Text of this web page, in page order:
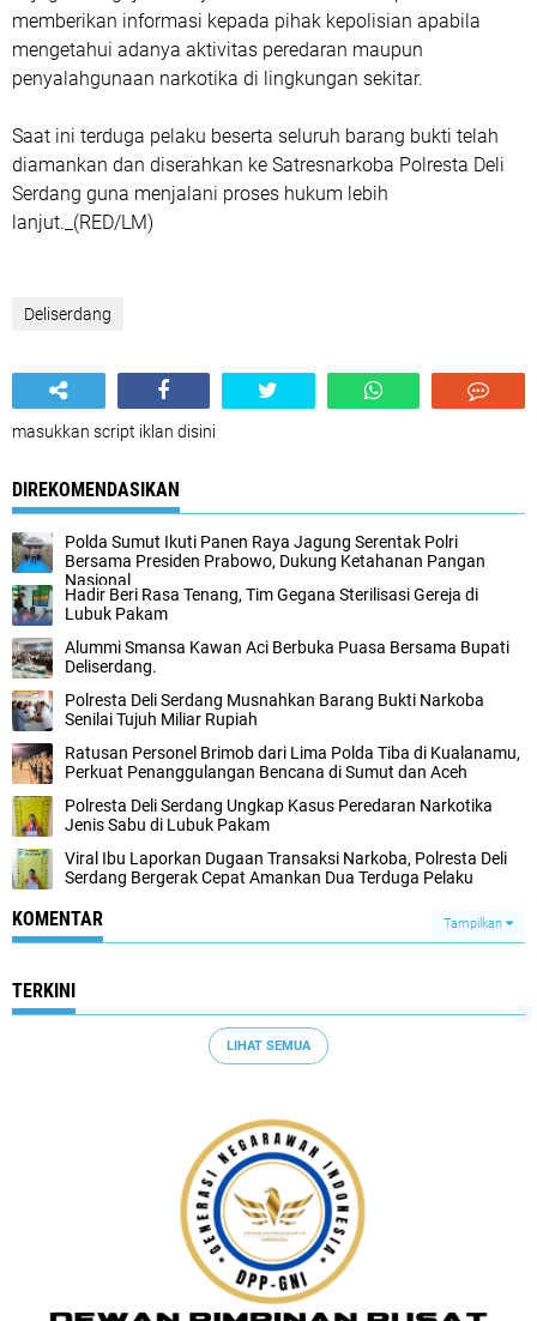
memberikan informasi kepada pihak kepolisian apabila
mengetahui adanya aktivitas peredaran maupun
penyalahgunaan narkotika di lingkungan sekitar.
Saat ini terduga pelaku beserta seluruh barang bukti telah
diamankan dan diserahkan ke Satresnarkoba Polresta Deli
Serdang guna menjalani proses hukum lebih
lanjut._(RED/LM)
Deliserdang
masukkan script iklan disini
DIREKOMENDASIKAN
Polda Sumut Ikuti Panen Raya Jagung Serentak Polri
Bersama Presiden Prabowo, Dukung Ketahanan Pangan
Nasional
Hadir Beri Rasa Tenang, Tim Gegana Sterilisasi Gereja di
Lubuk Pakam
Alummi Smansa Kawan Aci Berbuka Puasa Bersama Bupati
Deliserdang.
Polresta Deli Serdang Musnahkan Barang Bukti Narkoba
Senilai Tujuh Miliar Rupiah
Ratusan Personel Brimob dari Lima Polda Tiba di Kualanamu,
Perkuat Penanggulangan Bencana di Sumut dan Aceh
Polresta Deli Serdang Ungkap Kasus Peredaran Narkotika
Jenis Sabu di Lubuk Pakam
Viral Ibu Laporkan Dugaan Transaksi Narkoba, Polresta Deli
Serdang Bergerak Cepat Amankan Dua Terduga Pelaku
KOMENTAR Tampilkan
TERKINI
LIHAT SEMUA